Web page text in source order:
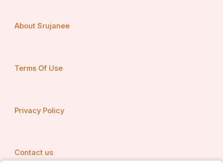
About Srujanee
Terms Of Use
Privacy Policy
Contact us